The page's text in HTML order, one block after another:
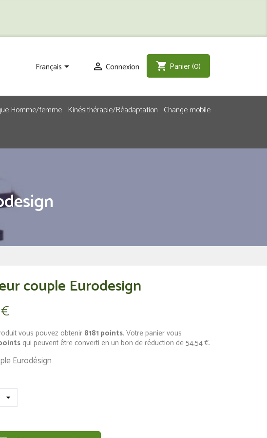
Français  Connexion shopping_cart Panier(0)
Homme/femme Kinésithérapie/Réadaptation Change mobile
couple Eurodesign
vous pouvez obtenir 8181 points. Votre panier vous
qui peuvent être converti en un bon de réduction de54,54 €.
Eurodésign